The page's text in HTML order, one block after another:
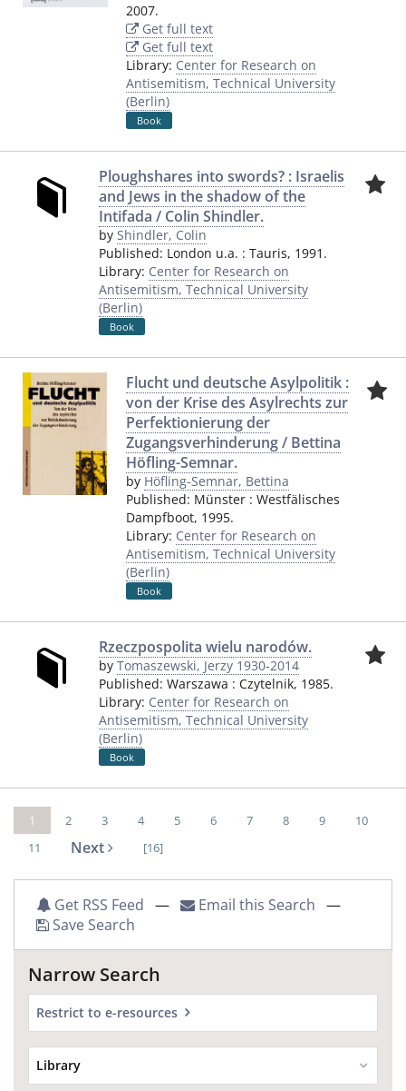
2007.
Get full text
Get full text
Library: Center for Research on
Antisemitism, Technical University
(Berlin)
Book
Ploughshares into swords? : Israelis
and Jews in the shadow of the
Intifada / Colin Shindler.
by Shindler, Colin
Published: London u.a. : Tauris, 1991.
Library: Center for Research on
Antisemitism, Technical University
(Berlin)
Book
Flucht und deutsche Asylpolitik :
von der Krise des Asylrechts zur
Perfektionierung der
Zugangsverhinderung / Bettina
Höfling-Semnar.
by Höfling-Semnar, Bettina
Published: Münster: Westfälisches
Dampfboot, 1995.
Library: Center for Research on
Antisemitism, Technical University
(Berlin)
Book
Rzeczpospolita wielu narodów.
by Tomaszewski, Jerzy 1930-2014
Published: Warszawa : Czytelnik, 1985.
Library: Center for Research on
Antisemitism, Technical University
(Berlin)
Book
1 2 3 4 5 6 7 8 9
10
11
Next [16]
Get RSS Feed — Email this Search —
Save Search
Narrow Search
Restrict to e-resources
Library